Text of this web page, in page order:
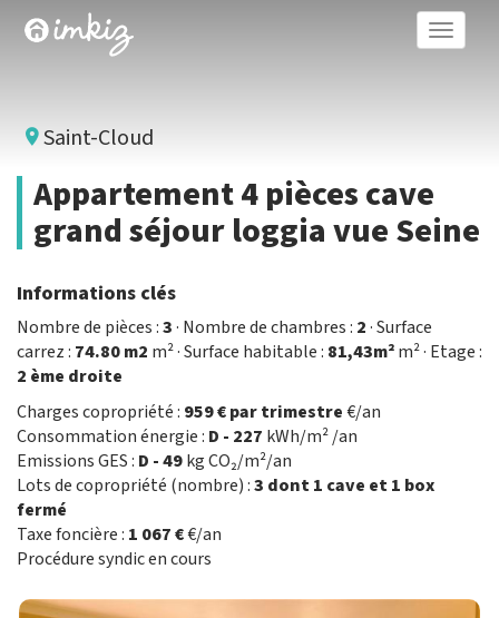
Toggle
Saint-Cloud
Appartement 4 pièces cave
grand séjour loggia vue Seine
Informations clés
Nombre de pièces :3· Nombre de chambres : 2· Surface
carrez : 74.80 m2 m² · Surface habitable : 81,43m²m² · Etage :
2 ème droite
Charges copropriété : 959 € par trimestre€/an
Consommation énergie : D - 227 kWh/m² /an
Emissions GES : D - 49kg CO₂/m²/an
Lots de copropriété (nombre) :3 dont 1 cave et 1 box
fermé
Taxe foncière : 1 067 €€/an
Procédure syndic en cours